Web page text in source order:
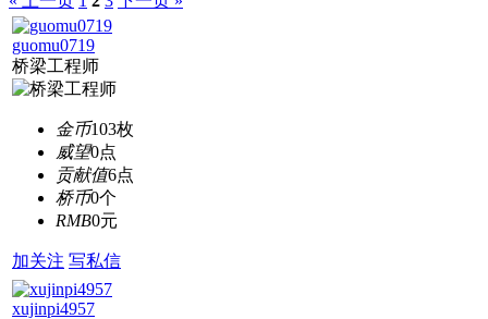
guomu0719
桥梁工程师
金币103枚
威望0点
贡献值6点
桥币0个
RMB0元
加关注 写私信
xujinpi4957